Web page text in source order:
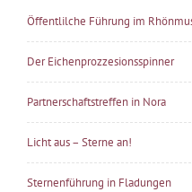
Öffentlilche Führung im
Der Eichenprozzesionsspinner
Partnerschaftstreffen in Nora
Licht aus – Sterne an!
Sternenführung in Fladungen